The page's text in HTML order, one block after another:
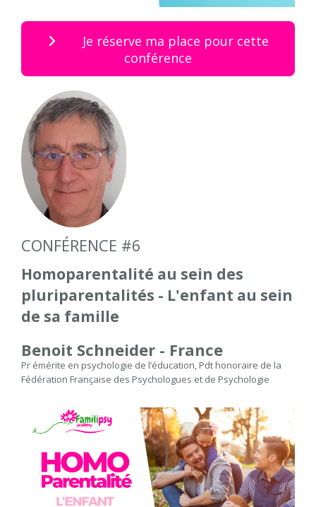
Je réserve ma place pour cette
conférence
CONFÉRENCE #6
Homoparentalité au sein des
pluriparentalités - L'enfant au sein
de sa famille
Benoit Schneider - France
Pr émérite en psychologie de l’éducation, Pdt honoraire de la
Fédération Française des Psychologues et de Psychologie